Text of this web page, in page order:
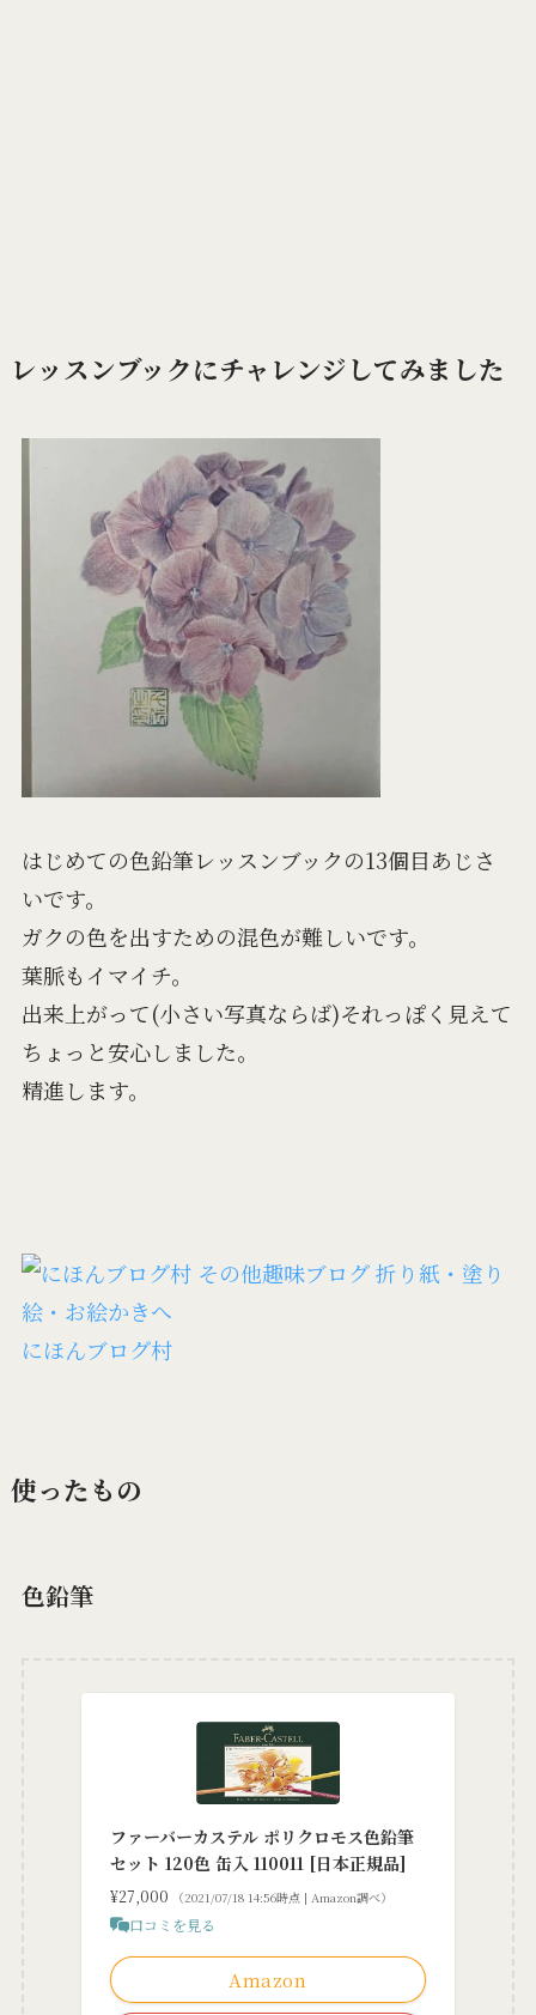
レッスンブックにチャレンジしてみました
はじめての色鉛筆レッスンブックの13個目あじさ
いです。
ガクの色を出すための混色が難しいです。
葉脈もイマイチ。
出来上がって(小さい写真ならば)それっぽく見えて
ちょっと安心しました。
精進します。
にほんブログ村
使ったもの
色鉛筆
ファーバーカステル ポリクロモス色鉛筆
セット 120色 缶入 110011 [日本正規品]
¥27,000 （2021/07/18 14:56時点 | Amazon調べ）
口コミを見る
Amazon